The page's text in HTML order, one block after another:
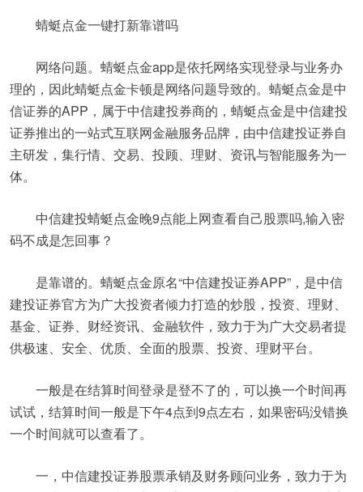
蜻蜓点金一键打新靠谱吗
网络问题。蜻蜓点金app是依托网络实现登录与业务办
理的，因此蜻蜓点金卡顿是网络问题导致的。蜻蜓点金是中
信证券的APP，属于中信建投券商的，蜻蜓点金是中信建投
证券推出的一站式互联网金融服务品牌，由中信建投证券自
主研发，集行情、交易、投顾、理财、资讯与智能服务为一
体。
中信建投蜻蜓点金晚9点能上网查看自己股票吗,输入密
码不成是怎回事？
是靠谱的。蜻蜓点金原名“中信建投证券APP”，是中信
建投证券官方为广大投资者倾力打造的炒股，投资、理财、
基金、证券、财经资讯、金融软件，致力于为广大交易者提
供极速、安全、优质、全面的股票、投资、理财平台。
一般是在结算时间登录是登不了的，可以换一个时间再
试试，结算时间一般是下午4点到9点左右，如果密码没错换
一个时间就可以查看了。
一，中信建投证券股票承销及财务顾问业务，致力于为